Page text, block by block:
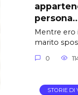
Mentre ero
marito
0
STORIE DI